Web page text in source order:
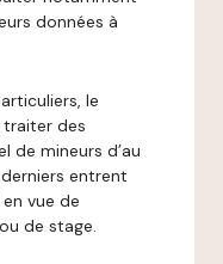
données à
le
des
de mineurs d’au
entrent
vue de
de stage.